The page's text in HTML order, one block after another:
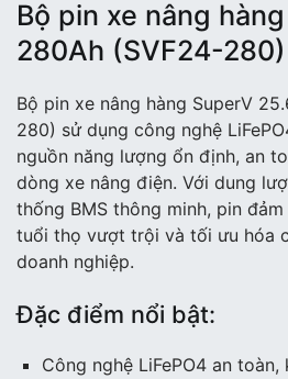
Bộ pin xe nâng
280Ah (SVF24-280)
Bộ pin xe nâng hàng SuperV
280) sử dụng công nghệ
nguồn năng lượng ổn định, an
dòng xe nâng điện. Với dung
thống BMS thông minh, pin
tuổi thọ vượt trội và tối ưu hóa
doanh nghiệp.
Đặc điểm nổi bật:
Công nghệ LiFePO4 an